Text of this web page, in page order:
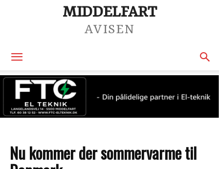
MIDDELFART
AVISEN
Nu kommer der sommervarme til